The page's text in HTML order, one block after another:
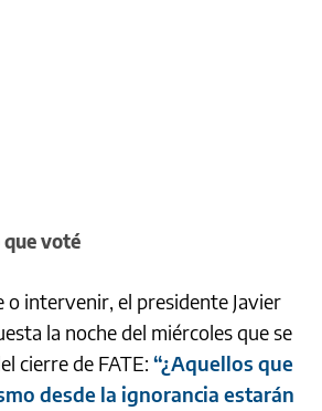
que voté
o intervenir, el presidente Javier
la noche del miércoles que se
cierre de FATE: “¿Aquellos que
desde la ignorancia estarán